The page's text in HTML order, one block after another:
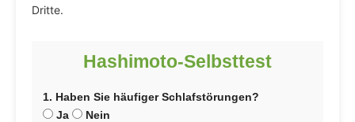
Dritte.
Hashimoto-Selbsttest
1. Haben Sie häufiger Schlafstörungen?
Ja
Nein